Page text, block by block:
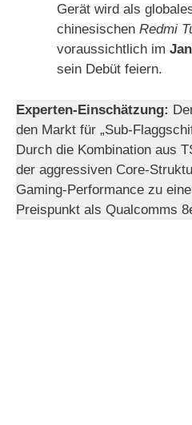
Gerät wird als
chinesischen Redmi
voraussichtlich im
sein Debüt feiern.
Experten-Einschätzung:
den Markt für „Sub-
Durch die Kombination aus
der aggressiven Core-
Gaming-Performance zu
Preispunkt als Qualcomms